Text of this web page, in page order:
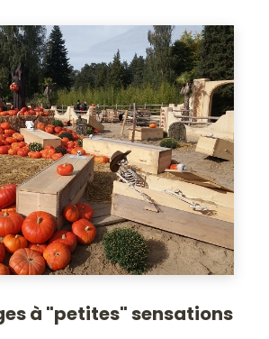
à "petites" sensations